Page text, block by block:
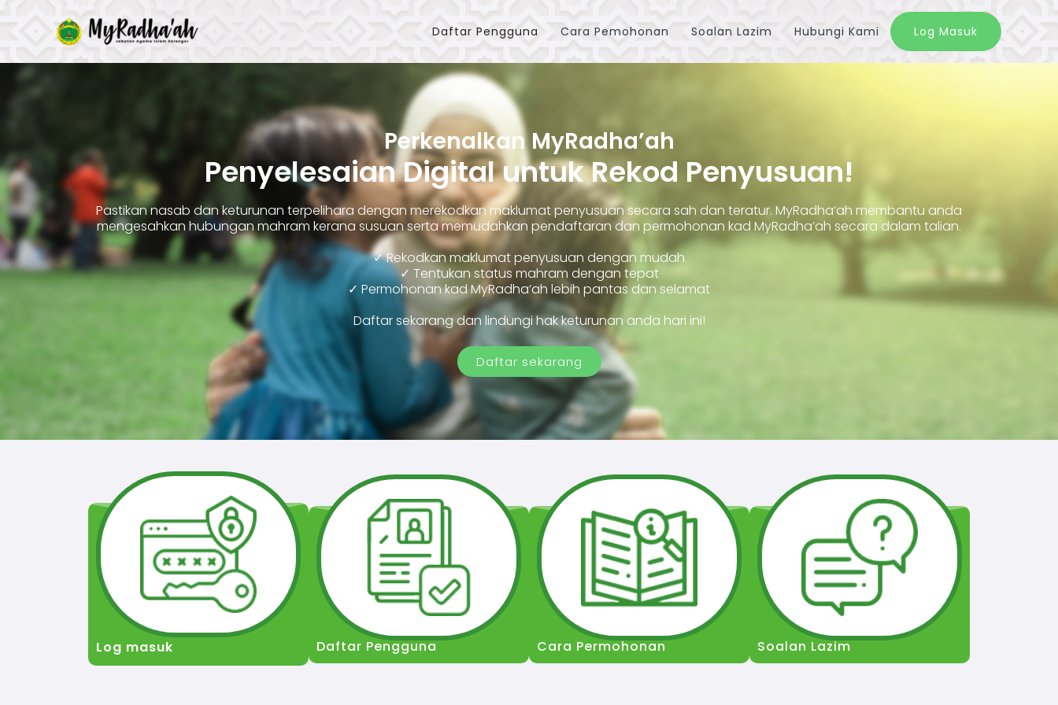
Skip
to
content
Daftar Pengguna Cara Pemohonan Soalan Lazim Hubungi Kami Log Masuk
Perkenalkan MyRadha’ah
Penyelesaian Digital untuk Rekod Penyusuan!
Pastikan nasab dan keturunan terpelihara dengan merekodkan maklumat penyusuan secara sah dan teratur. MyRadha’ah membantu anda
mengesahkan hubungan mahram kerana susuan serta memudahkan pendaftaran dan permohonan kad MyRadha’ah secara dalam talian.
✓ Rekodkan maklumat penyusuan dengan mudah
✓ Tentukan status mahram dengan tepat
✓ Permohonan kad MyRadha’ah lebih pantas dan selamat
Daftar sekarang dan lindungi hak keturunan anda hari ini!
Daftar sekarang
Log masuk Daftar Pengguna Cara Permohonan Soalan Lazim